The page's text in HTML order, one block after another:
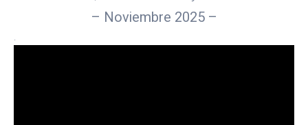
– Noviembre 2025 –
.